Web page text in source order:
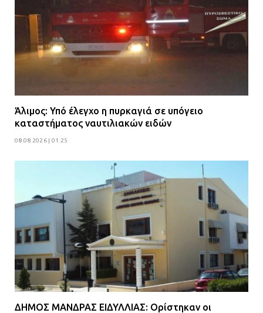
Άλιμος: Υπό έλεγχο η πυρκαγιά σε υπόγειο
καταστήματος ναυτιλιακών ειδών
08.08.2026 | 01:25
ΔΗΜΟΣ ΜΑΝΔΡΑΣ ΕΙΔΥΛΛΙΑΣ: Ορίστηκαν οι